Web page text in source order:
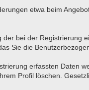
etwa beim
der bei der Registrierung
Sie die
erfassten Daten
Profil löschen.